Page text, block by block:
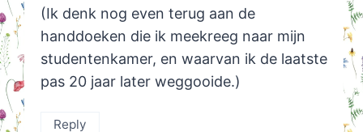
(Ik denk nog even terug aan de
handdoeken die ik meekreeg naar mijn
studentenkamer, en waarvan ik de laatste
pas 20 jaar later weggooide.)
Reply